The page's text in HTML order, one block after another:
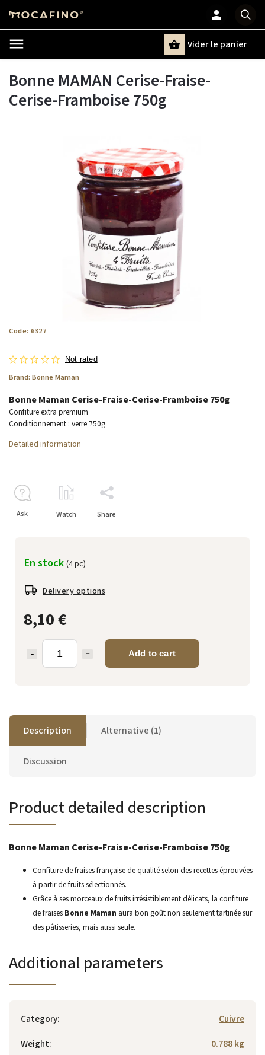
Chercher
Vider le panier
Bonne MAMAN Cerise-Fraise-
Cerise-Framboise 750g
Code: 6327
Not rated
Brand: Bonne Maman
8,10 €
Add to cart
En stock (4 pc)
Delivery options
Bonne Maman Cerise-Fraise-Cerise-Framboise 750g
Confiture extra premium
Conditionnement : verre 750g
Detailed information
Ask Watch Share
Description Alternative (1)
Discussion
Product detailed description
Bonne Maman Cerise-Fraise-Cerise-Framboise 750g
Confiture de fraises française de qualité selon des recettes éprouvées
à partir de fruits sélectionnés.
Grâce à ses morceaux de fruits irrésistiblement délicats, la confiture
de fraises Bonne Maman aura bon goût non seulement tartinée sur
des pâtisseries, mais aussi seule.
Additional parameters
Category:
Cuivre
Weight:
0.788 kg